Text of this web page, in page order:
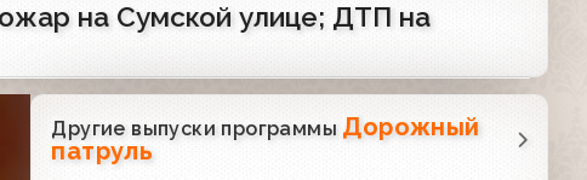
на Сумской улице; ДТП на
Другие выпуски программы Дорожный
патруль